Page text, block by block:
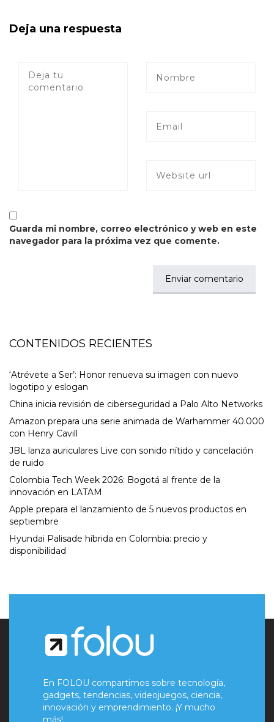
Deja una respuesta
Guarda mi nombre, correo electrónico y web en este
navegador para la próxima vez que comente.
CONTENIDOS RECIENTES
‘Atrévete a Ser’: Honor renueva su imagen con nuevo
logotipo y eslogan
China inicia revisión de ciberseguridad a Palo Alto Networks
Amazon prepara una serie animada de Warhammer 40.000
con Henry Cavill
JBL lanza auriculares Live con sonido nítido y cancelación
de ruido
Colombia Tech Week 2026: Bogotá al frente de la
innovación en LATAM
Apple prepara el lanzamiento de 5 nuevos productos en
septiembre
Hyundai Palisade híbrida en Colombia: precio y
disponibilidad
En FOLOU compartimos sobre tecnología,
gadgets, tendencias, videojuegos, ciencia,
innovación y emprendimiento. ¡Y mucho
más!